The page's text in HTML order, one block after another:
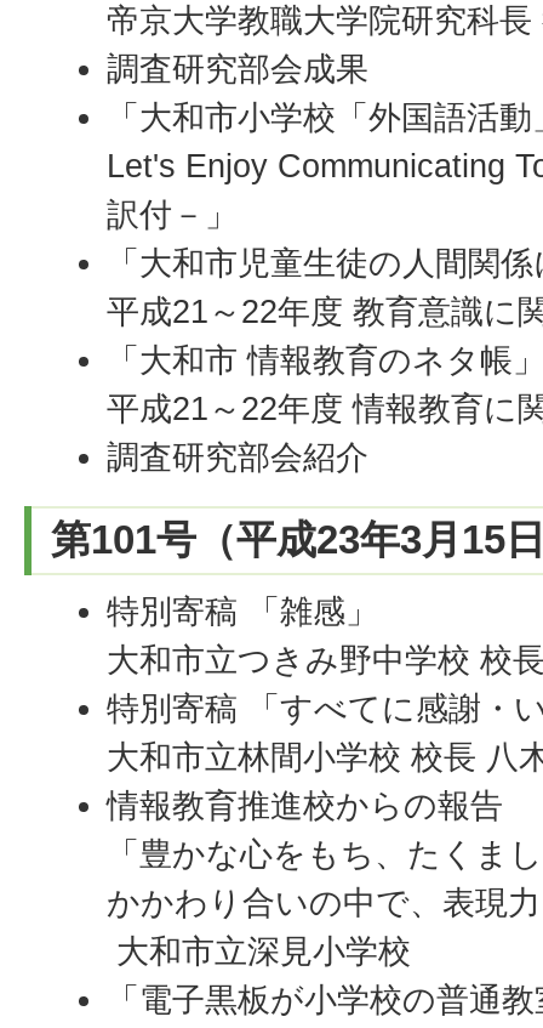
帝京大学教職大学院研究科
調査研究部会成果
「大和市小学校「外国語活
Let's Enjoy Communicating
訳付－」
「大和市児童生徒の人間関
平成21～22年度 教育意識に
「大和市 情報教育のネタ帳
平成21～22年度 情報教育に
調査研究部会紹介
第101号（平成23年3月15
特別寄稿 「雑感」
大和市立つきみ野中学校 校
特別寄稿 「すべてに感謝・
大和市立林間小学校 校長 八
情報教育推進校からの報告
「豊かな心をもち、たくま
かかわり合いの中で、表現
大和市立深見小学校
「電子黒板が小学校の普通